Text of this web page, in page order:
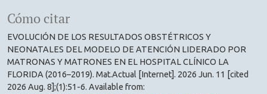
Cómo citar
EVOLUCIÓN DE LOS RESULTADOS OBSTÉTRICOS Y
NEONATALES DEL MODELO DE ATENCIÓN LIDERADO POR
MATRONAS Y MATRONES EN EL HOSPITAL CLÍNICO LA
FLORIDA (2016–2019). Mat.Actual [Internet]. 2026 Jun. 11 [cited
2026 Aug. 8];(1):51-6. Available from: